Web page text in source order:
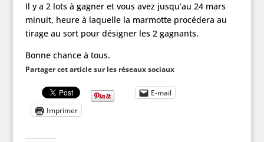
Il y a 2 lots à gagner et vous avez jusqu’au 24 mars
minuit, heure à laquelle la marmotte procédera au
tirage au sort pour désigner les 2 gagnants.
Bonne chance à tous.
Partager cet article sur les réseaux sociaux
E-mail
Imprimer